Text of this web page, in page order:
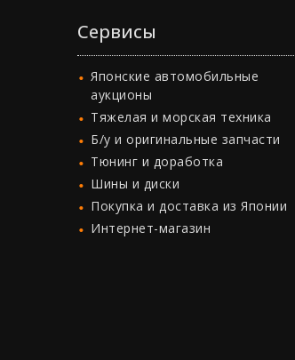
Сервисы
Японские автомобильные
аукционы
Тяжелая и морская техника
Б/у и оригинальные запчасти
Тюнинг и доработка
Шины и диски
Покупка и доставка из Японии
Интернет-магазин